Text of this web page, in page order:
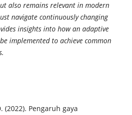
also remains relevant in modern
navigate continuously changing
insights into how an adaptive
implemented to achieve common
(2022). Pengaruh gaya